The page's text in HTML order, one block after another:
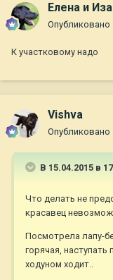
Елена и
Опубликовано
К участковому надо
Vishva
Опубликовано
В 15.04.2015 в
Что делать не
красавец
Посмотрела лапу-
горячая,
ходуном ходит..